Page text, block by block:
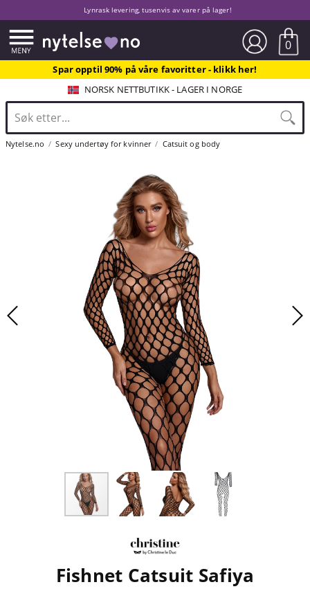
Lynrask levering, tusenvis av varer på lager!
0
Spar opptil 90% på våre favoritter - klikk her!
NORSK NETTBUTIKK - LAGER I NORGE
Nytelse.no Sexy undertøy for kvinner Catsuit og body
Fishnet Catsuit Safiya